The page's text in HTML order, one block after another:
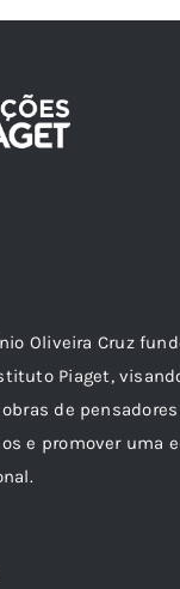
Oliveira Cruz
Piaget,
de pensadores
e promover uma